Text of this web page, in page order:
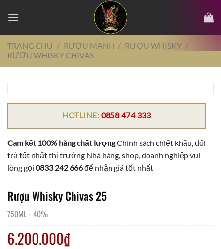
đến
dungTRANG CHỦ / RƯỢU MẠNH / RƯỢU WHISKY /
RƯỢU WHISKY CHIVAS
HOTLINE: 0858 474 333
Cam kết 100% hàng chất lượngChính sách chiết khấu, đổi
trả tốt nhất thị trường Nhà hàng, shop, doanh nghiệp vui
lòng gọi 0833 242 666để nhận giá tốt nhất
Rượu Whisky Chivas 25
750ML- 40%
6.200.000₫